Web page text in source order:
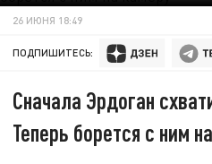
26 ИЮНЯ 18:49
ПОДПИШИТЕСЬ:
Сначала Эрдоган
Теперь борется с ним